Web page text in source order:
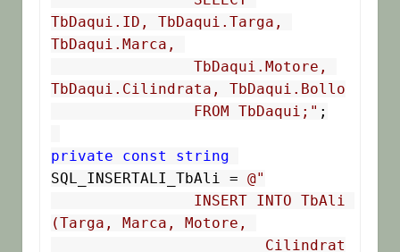
TbDaqui.ID, TbDaqui.Targa,
TbDaqui.Marca,
TbDaqui.Cilindrata, TbDaqui.Bollo
		FROM TbDaqui;"
;
private const
string
SQL_INSERTALI_TbAli = @"
(Targa, Marca, Motore,